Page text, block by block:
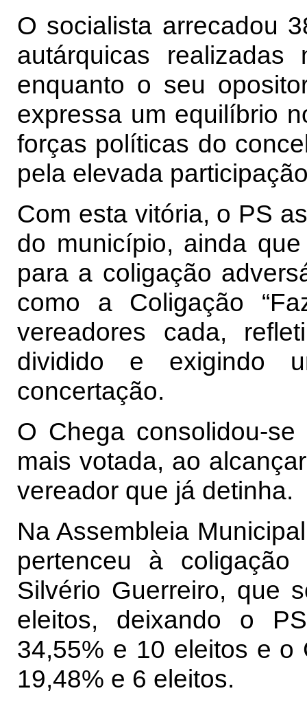
O socialista arrecadou
autárquicas
enquanto o seu
expressa um equilíbrio
forças políticas do
pela elevada
Com esta vitória, o PS
do município, ainda
para a coligação
como a Coligação
vereadores cada,
dividido e exigindo
concertação.
O Chega consolidou-
mais votada, ao
vereador que já detinha.
Na Assembleia
pertenceu à coligação
Silvério Guerreiro, que
eleitos, deixando o
34,55% e 10 eleitos e o
19,48% e 6 eleitos.